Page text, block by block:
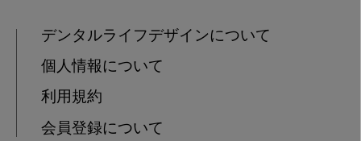
デンタルライフデザインについて
個人情報について
利用規約
会員登録について